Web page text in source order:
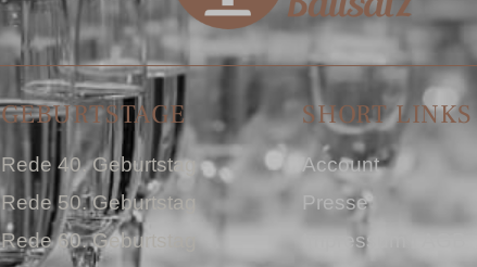
GEBURTSTAGE
Rede 40. Geburtstag
Rede 50. Geburtstag
Rede 60. Geburtstag
SHORT LINKS
Account
Presse
Impressum I AGB